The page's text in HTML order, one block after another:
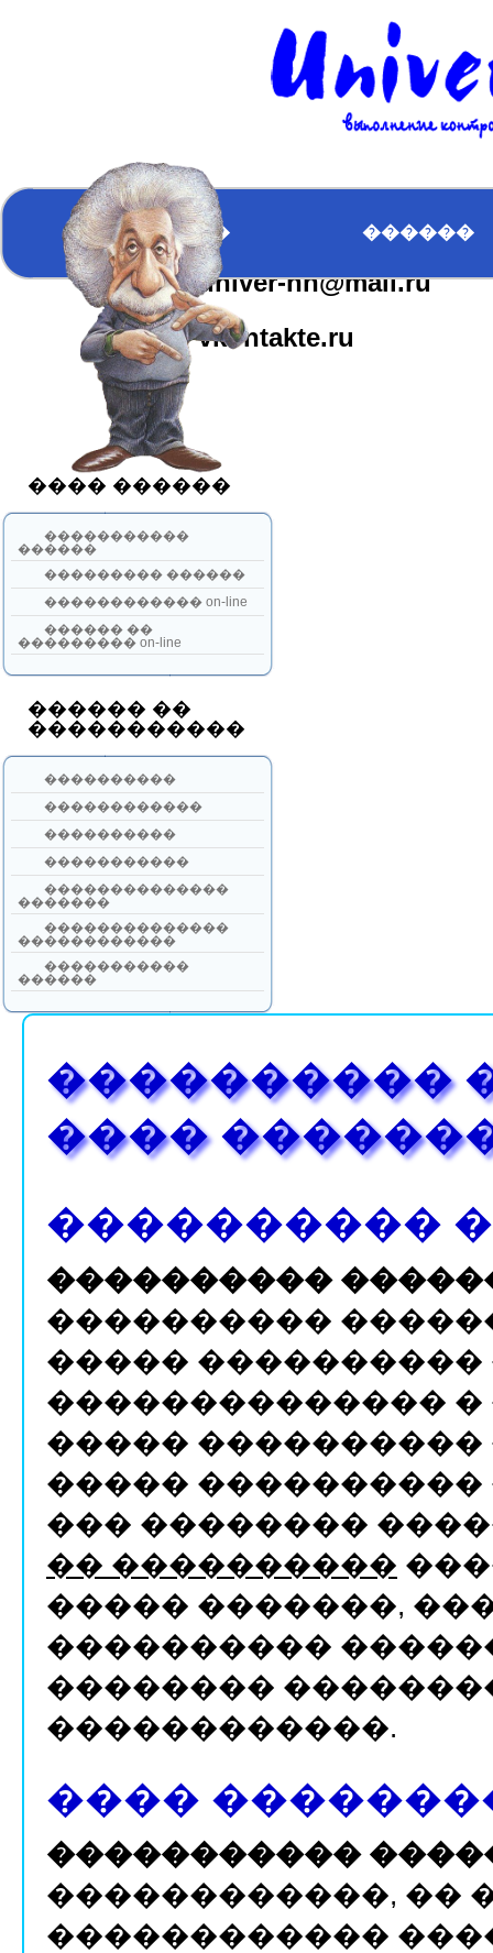
��������
�������
ICQ:617163610
univer-nn@mail.ru
vkontakte.ru
������� ������
����� ������
���� ������
�����������
������
��������� ������
������������ on-line
������ ��
��������� on-line
������ ��
�����������
����������
������������
����������
�����������
��������������
�������
��������������
������������
�����������
������
����������
����
����������
����������
����������
�����
��������������
����� ����������
�����
��� ��������
�� ����������
����� �������,
����������
��������
������������.
����
�����������
������������, ��
������������